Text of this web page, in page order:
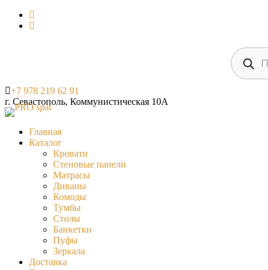
Поиск
товаров
+7 978 219 62 91
г. Севастополь, Коммунистическая 10А
Главная
Каталог
Кровати
Стеновые панели
Матрасы
Диваны
Комоды
Тумбы
Столы
Банкетки
Пуфы
Зеркала
Доставка